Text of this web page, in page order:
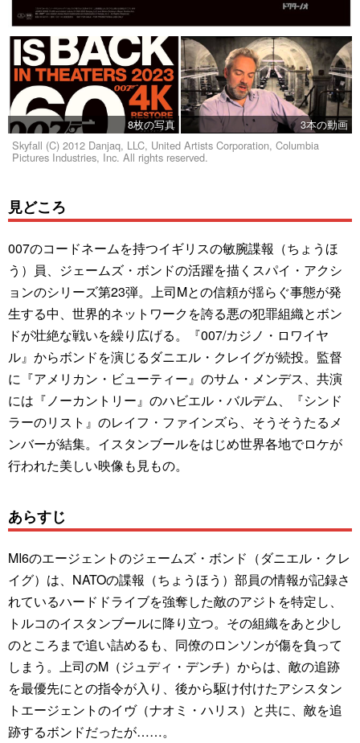
8枚の写真
3本の動画
Skyfall (C) 2012 Danjaq, LLC, United Artists Corporation, Columbia
Pictures Industries, Inc. All rights reserved.
見どころ
007のコードネームを持つイギリスの敏腕諜報（ちょうほ
う）員、ジェームズ・ボンドの活躍を描くスパイ・アクシ
ョンのシリーズ第23弾。上司Mとの信頼が揺らぐ事態が発
生する中、世界的ネットワークを誇る悪の犯罪組織とボン
ドが壮絶な戦いを繰り広げる。『007/カジノ・ロワイヤ
ル』からボンドを演じるダニエル・クレイグが続投。監督
に『アメリカン・ビューティー』のサム・メンデス、共演
には『ノーカントリー』のハビエル・バルデム、『シンド
ラーのリスト』のレイフ・ファインズら、そうそうたるメ
ンバーが結集。イスタンブールをはじめ世界各地でロケが
行われた美しい映像も見もの。
あらすじ
MI6のエージェントのジェームズ・ボンド（ダニエル・クレ
イグ）は、NATOの諜報（ちょうほう）部員の情報が記録さ
れているハードドライブを強奪した敵のアジトを特定し、
トルコのイスタンブールに降り立つ。その組織をあと少し
のところまで追い詰めるも、同僚のロンソンが傷を負って
しまう。上司のM（ジュディ・デンチ）からは、敵の追跡
を最優先にとの指令が入り、後から駆け付けたアシスタン
トエージェントのイヴ（ナオミ・ハリス）と共に、敵を追
跡するボンドだったが……。